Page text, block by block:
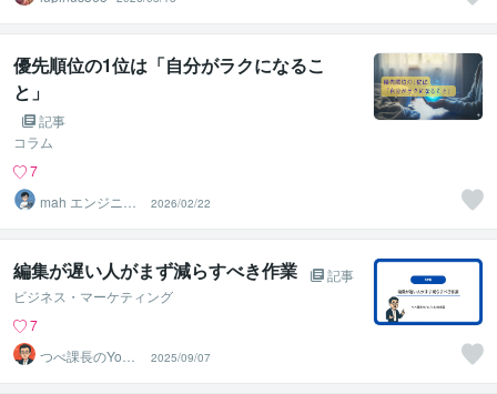
優先順位の1位は「自分がラクになるこ
と」
記事
コラム
7
mah エンジニ
ア・メンタルヘ
ルスメンタ
2026/02/22
編集が遅い人がまず減らすべき作業
記事
ビジネス・マーケティング
7
つべ課長のYouT
ube分析室
2025/09/07